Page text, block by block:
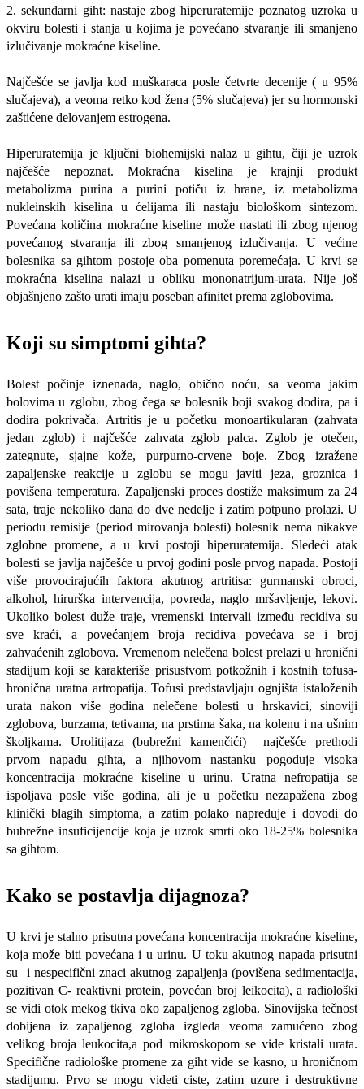
2. sekundarni giht: nastaje zbog hiperuratemije poznatog uzroka u
okviru bolesti i stanja u kojima je povećano stvaranje ili smanjeno
izlučivanje mokraćne kiseline.
Najčešće se javlja kod muškaraca posle četvrte decenije ( u 95%
slučajeva), a veoma retko kod žena (5% slučajeva) jer su hormonski
zaštićene delovanjem estrogena.
Hiperuratemija je ključni biohemijski nalaz u gihtu, čiji je uzrok
najčešće nepoznat. Mokraćna kiselina je krajnji produkt
metabolizma purina a purini potiču iz hrane, iz metabolizma
nukleinskih kiselina u ćelijama ili nastaju biološkom sintezom.
Povećana količina mokraćne kiseline može nastati ili zbog njenog
povećanog stvaranja ili zbog smanjenog izlučivanja. U većine
bolesnika sa gihtom postoje oba pomenuta poremećaja. U krvi se
mokraćna kiselina nalazi u obliku mononatrijum-urata. Nije još
objašnjeno zašto urati imaju poseban afinitet prema zglobovima.
Koji su simptomi gihta?
Bolest počinje iznenada, naglo, obično noću, sa veoma jakim
bolovima u zglobu, zbog čega se bolesnik boji svakog dodira, pa i
dodira pokrivača. Artritis je u početku monoartikularan (zahvata
jedan zglob) i najčešće zahvata zglob palca. Zglob je otečen,
zategnute, sjajne kože, purpurno-crvene boje. Zbog izražene
zapaljenske reakcije u zglobu se mogu javiti jeza, groznica i
povišena temperatura. Zapaljenski proces dostiže maksimum za 24
sata, traje nekoliko dana do dve nedelje i zatim potpuno prolazi. U
periodu remisije (period mirovanja bolesti) bolesnik nema nikakve
zglobne promene, a u krvi postoji hiperuratemija. Sledeći atak
bolesti se javlja najčešće u prvoj godini posle prvog napada. Postoji
više provocirajućih faktora akutnog artritisa: gurmanski obroci,
alkohol, hirurška intervencija, povreda, naglo mršavljenje, lekovi.
Ukoliko bolest duže traje, vremenski intervali između recidiva su
sve kraći, a povećanjem broja recidiva povećava se i broj
zahvaćenih zglobova. Vremenom nelečena bolest prelazi u hronični
stadijum koji se karakteriše prisustvom potkožnih i kostnih tofusa-
hronična uratna artropatija. Tofusi predstavljaju ognjišta istaloženih
urata nakon više godina nelečene bolesti u hrskavici, sinoviji
zglobova, burzama, tetivama, na prstima šaka, na kolenu i na ušnim
školjkama. Urolitijaza (bubrežni kamenčići) najčešće prethodi
prvom napadu gihta, a njihovom nastanku pogoduje visoka
koncentracija mokraćne kiseline u urinu. Uratna nefropatija se
ispoljava posle više godina, ali je u početku nezapažena zbog
klinički blagih simptoma, a zatim polako napreduje i dovodi do
bubrežne insuficijencije koja je uzrok smrti oko 18-25% bolesnika
sa gihtom.
Kako se postavlja dijagnoza?
U krvi je stalno prisutna povećana koncentracija mokraćne kiseline,
koja može biti povećana i u urinu. U toku akutnog napada prisutni
su i nespecifični znaci akutnog zapaljenja (povišena sedimentacija,
pozitivan C- reaktivni protein, povećan broj leikocita), a radiološki
se vidi otok mekog tkiva oko zapaljenog zgloba. Sinovijska tečnost
dobijena iz zapaljenog zgloba izgleda veoma zamućeno zbog
velikog broja leukocita,a pod mikroskopom se vide kristali urata.
Specifične radiološke promene za giht vide se kasno, u hroničnom
stadijumu. Prvo se mogu videti ciste, zatim uzure i destruktivne